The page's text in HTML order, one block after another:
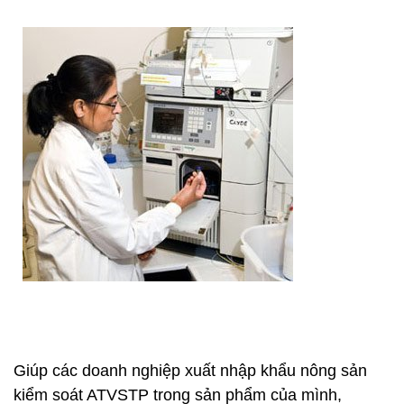
Giúp các doanh nghiệp xuất nhập khẩu nông sản
kiểm soát ATVSTP trong sản phẩm của mình,